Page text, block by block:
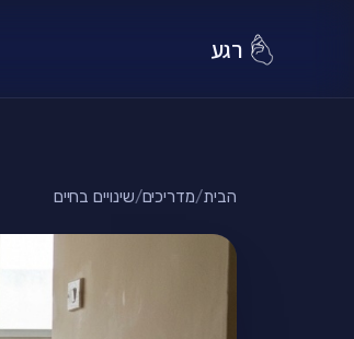
רגע
הבית/מדריכים/שינויים בחיים